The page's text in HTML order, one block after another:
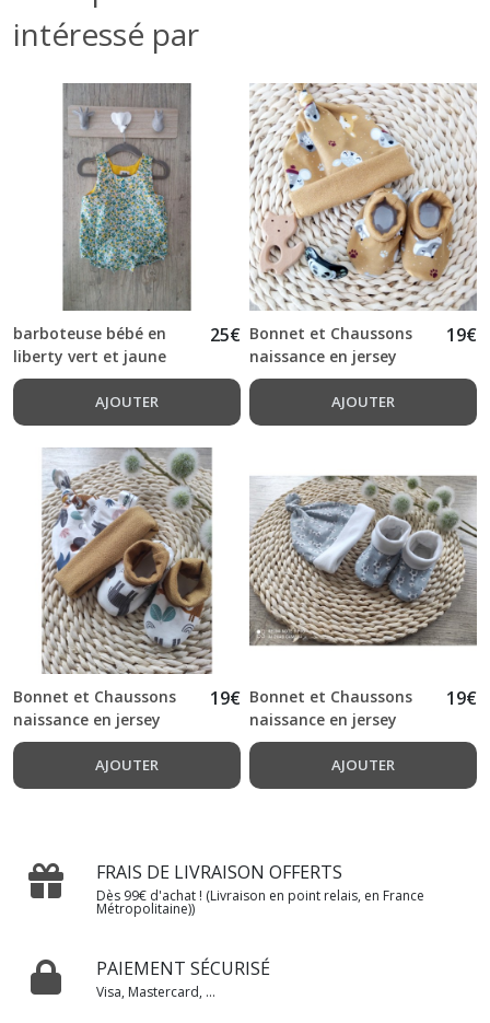
intéressé par
barboteuse bébé en
liberty vert et jaune
25€
AJOUTER
Bonnet et Chaussons
naissance en jersey
imprimé
19€
AJOUTER
Bonnet et Chaussons
naissance en jersey
imprimé savane
19€
AJOUTER
Bonnet et Chaussons
naissance en jersey
imprimé girafe
19€
AJOUTER
FRAIS DE LIVRAISON OFFERTS
Dès 99€ d'achat ! (Livraison en point relais, en France
Métropolitaine))
PAIEMENT SÉCURISÉ
Visa, Mastercard, ...